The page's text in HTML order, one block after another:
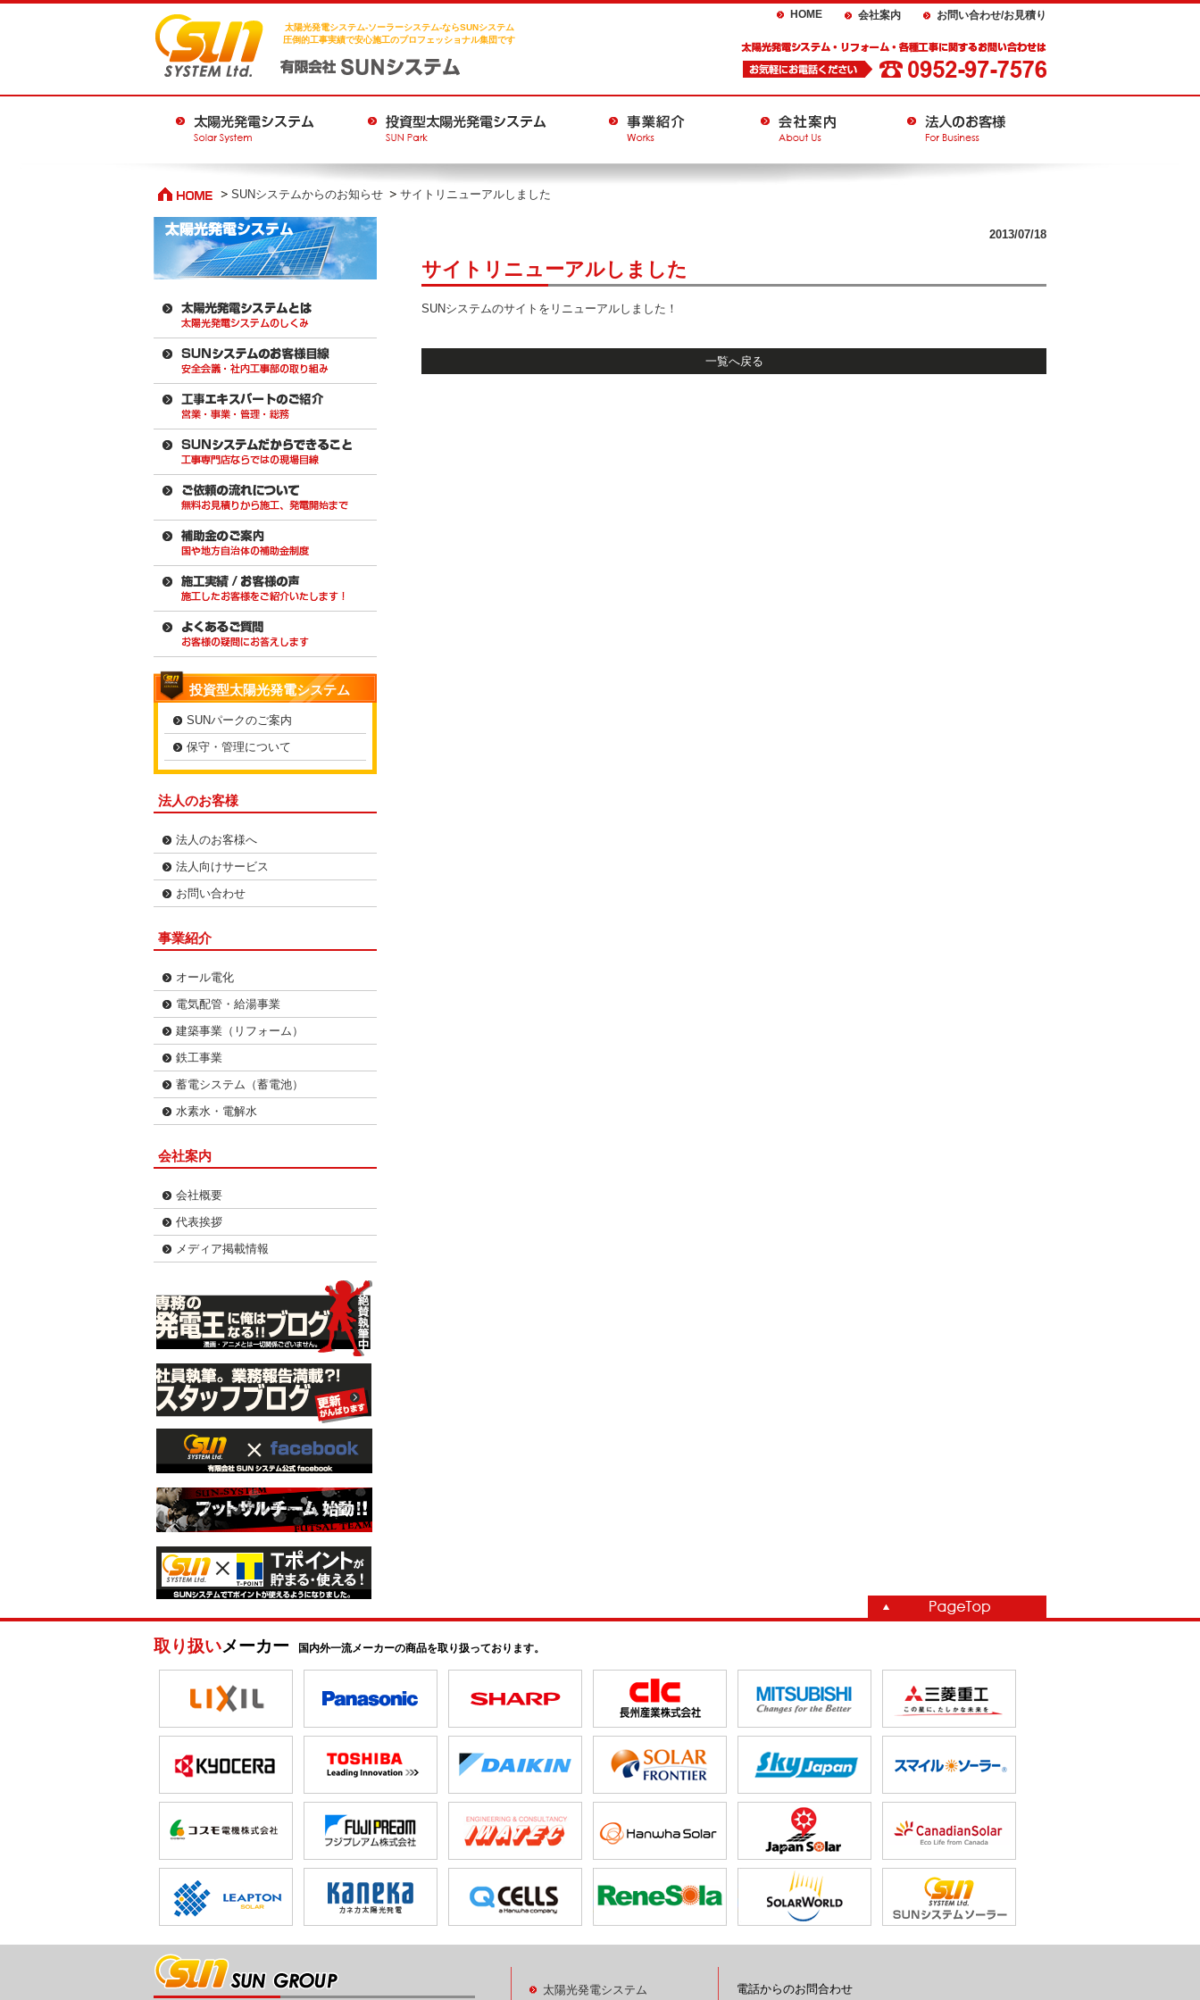
HOME 会社案内 お問い合わせ/お見積り
太陽光発電システム-ソーラーシステム-ならSUNシステム
圧倒的工事実績で安心施工のプロフェッショナル集団です
SUNシステムからのお知らせ サイトリニューアルしました
2013/07/18
サイトリニューアルしました
SUNシステムのサイトをリニューアルしました！
一覧へ戻る
投資型太陽光発電システム
SUNパークのご案内
保守・管理について
法人のお客様
法人のお客様へ
法人向けサービス
お問い合わせ
事業紹介
オール電化
電気配管・給湯事業
建築事業（リフォーム）
鉄工事業
蓄電システム（蓄電池）
水素水・電解水
会社案内
会社概要
代表挨拶
メディア掲載情報
取り扱いメーカー 国内外一流メーカーの商品を取り扱っております。
太陽光発電システム 電話からのお問合わせ